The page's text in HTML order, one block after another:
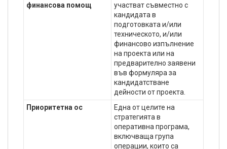
финансова помощ
участват съвместно с
кандидата в
подготовката и/или
техническото, и/или
финансово изпълнение
на проекта или на
предварително заявени
във формуляра за
кандидатстване
дейности от проекта.
Приоритетна ос
Една от целите на
стратегията в
оперативна програма,
включваща група
операции, които са